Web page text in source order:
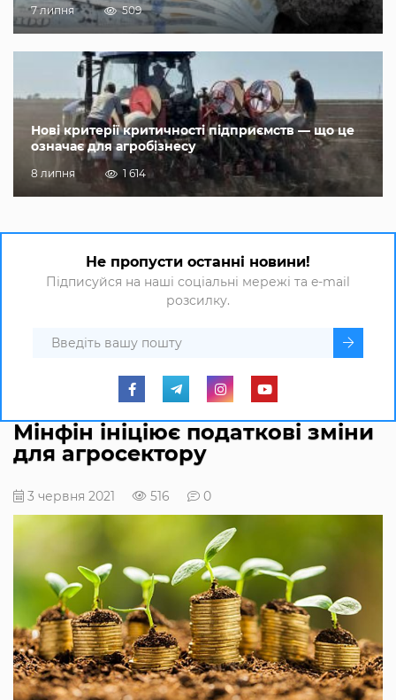
7 липня 509
Нові критерії критичності підприємств — що це
означає для агробізнесу
8 липня 1 614
Не пропусти останні новини!
Підписуйся на наші соціальні мережі та e-mail
розсилку.
Мінфін ініціює податкові зміни
для агросектору
3 червня 2021 516 0